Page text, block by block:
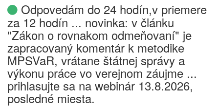
Odpovedám do 24 hodín,v priemere
za 12 hodín ... novinka: v článku
"Zákon o rovnakom odmeňovaní" je
zapracovaný komentár k metodike
MPSVaR, vrátane štátnej správy a
výkonu práce vo verejnom záujme ...
prihlasujte sa na webinár 13.8.2026,
posledné miesta.